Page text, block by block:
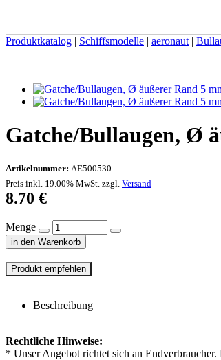
Produktkatalog | Schiffsmodelle | aeronaut |
Gatche/Bullaugen, Ø
Artikelnummer: AE500530
Preis inkl. 19.00% MwSt. zzgl. Versand
8.70 €
Menge
in den Warenkorb
Beschreibung
Rechtliche Hinweise:
* Unser Angebot richtet sich an